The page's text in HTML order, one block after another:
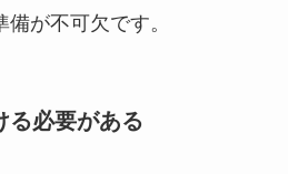
が不可欠です。
る必要がある